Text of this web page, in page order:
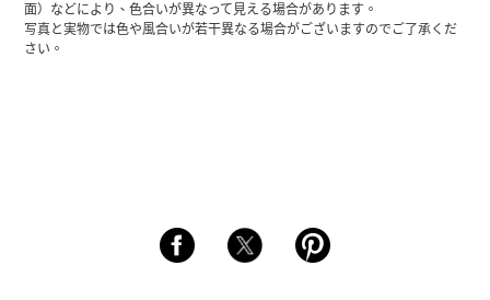
面）などにより、色合いが異なって見える場合があります。
写真と実物では色や風合いが若干異なる場合がございますのでご了承くだ
さい。